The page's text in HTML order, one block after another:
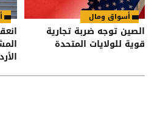
أسواق ومال
الصين توجه ضربة تجارية
قوية للولايات المتحدة